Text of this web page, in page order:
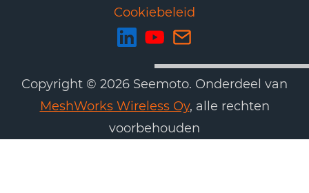
Cookiebeleid
Copyright © 2026 Seemoto. Onderdeel van
MeshWorks Wireless Oy, alle rechten
voorbehouden